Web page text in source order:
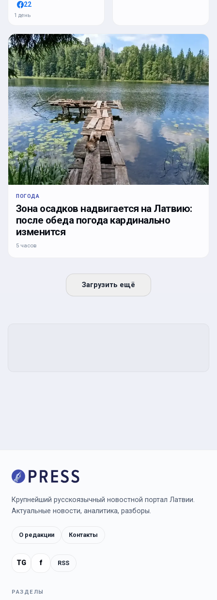
22
1 день
ПОГОДА
Зона осадков надвигается на Латвию:
после обеда погода кардинально
изменится
5 часов
Загрузить ещё
Крупнейший русскоязычный новостной портал Латвии.
Актуальные новости, аналитика, разборы.
О редакции Контакты
TG f RSS
РАЗДЕЛЫ